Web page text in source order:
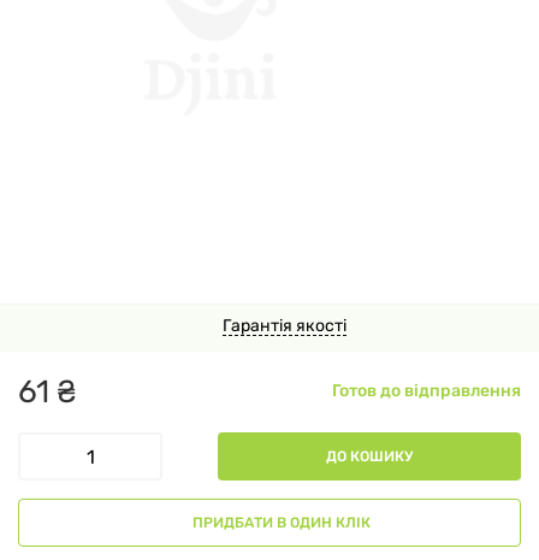
Гарантія якості
61 ₴ Готов до відправлення
ДО КОШИКУ
ПРИДБАТИ В ОДИН КЛІК